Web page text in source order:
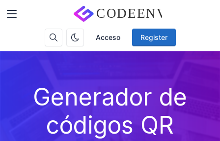
Acceso Register
Generador de
códigos QR